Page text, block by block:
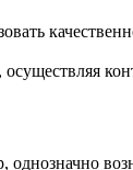
однозначно